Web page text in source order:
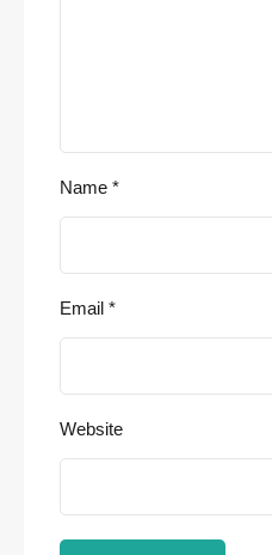
Name *
Email *
Website